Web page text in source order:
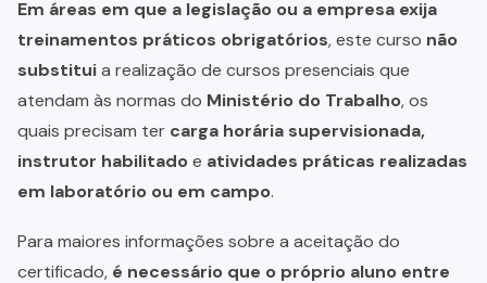
Em áreas em que a legislação ou a empresa exija
treinamentos práticos obrigatórios, este curso não
substituia realização de cursos presenciais que
atendam às normas do Ministério do Trabalho, os
quais precisam ter carga horária supervisionada,
instrutor habilitadoe atividades práticas realizadas
em laboratório ou em campo.
Para maiores informações sobre a aceitação do
certificado, é necessário que o próprio aluno entre